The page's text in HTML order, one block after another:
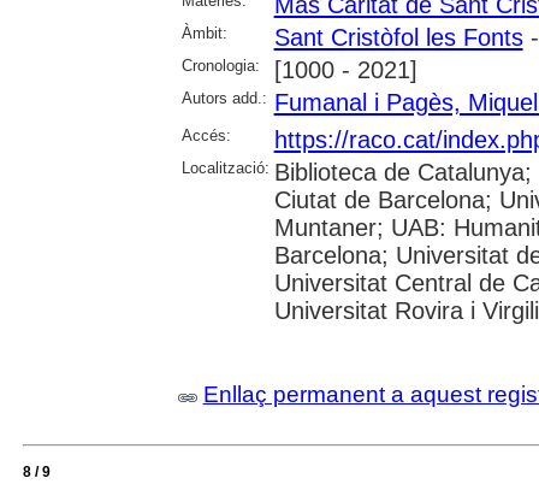
Àmbit: Sant Cristòfol les Fonts-
Cronologia: [1000 - 2021]
Autors add.: Fumanal i Pagès,
Accés: https://raco.cat/
Localització: Biblioteca de
Ciutat de Barcelona;
Muntaner; UAB:
Barcelona; Universitat
Universitat Central de
Universitat Rovira i
Enllaç permanent a aquest
8 / 9